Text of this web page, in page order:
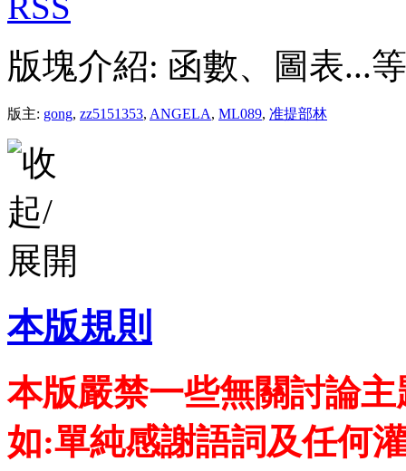
版塊介紹: 函數、圖表...
版主: gong, zz5151353, ANGELA, ML089, 准提部林
本版規則
本版嚴禁一些無關討論
如:單純感謝語詞及任何